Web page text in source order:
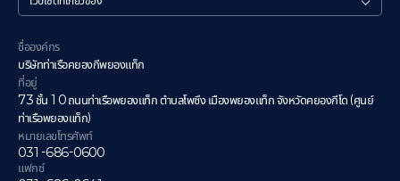
련
이
트
ชื่อองค์กร
บริษัทท่าเรือคยองกีพยองแท็ก
ที่อยู่
73 ชั้น 10 ถนนท่าเรือพยองแท็ก ตำบลโพซึง เมืองพยองแท็ก จังหวัดคยองกีโด (ศูนย์
ท่าเรือพยองแท็ก)
หมายเลขโทรศัพท์
031-686-0600
แฟกซ์